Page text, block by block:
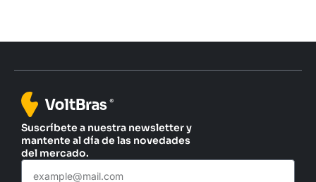
Suscríbete a nuestra newsletter y
mantente al día de las novedades
del mercado.